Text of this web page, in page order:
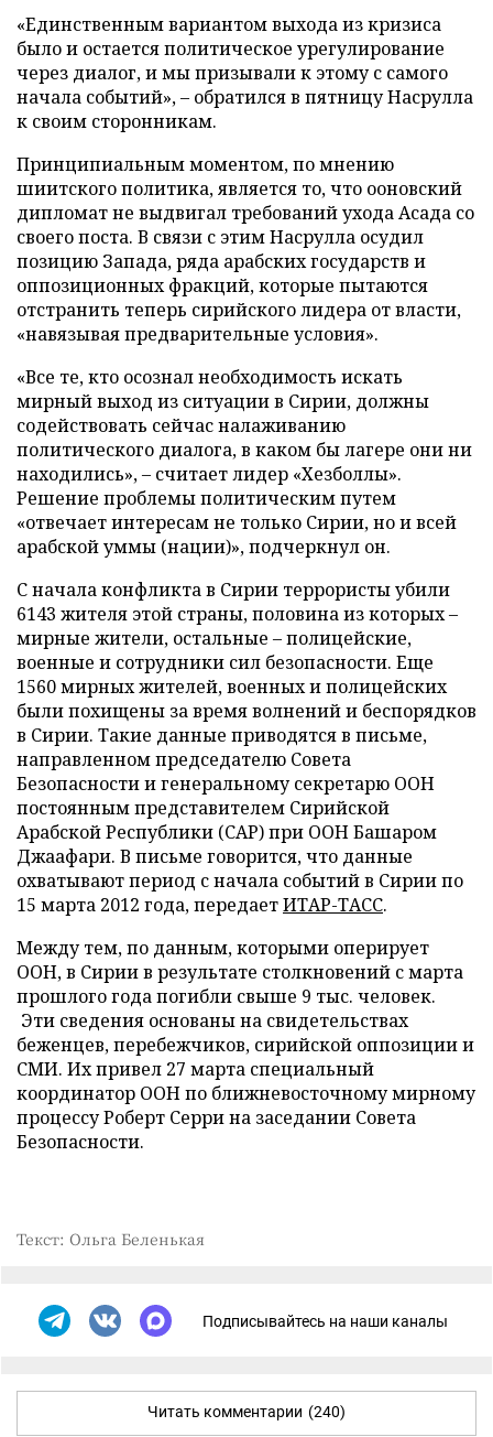
«Единственным вариантом выхода из кризиса
было и остается политическое урегулирование
через диалог, и мы призывали к этому с самого
начала событий», – обратился в пятницу Насрулла
к своим сторонникам.
Принципиальным моментом, по мнению
шиитского политика, является то, что ооновский
дипломат не выдвигал требований ухода Асада со
своего поста. В связи с этим Насрулла осудил
позицию Запада, ряда арабских государств и
оппозиционных фракций, которые пытаются
отстранить теперь сирийского лидера от власти,
«навязывая предварительные условия».
«Все те, кто осознал необходимость искать
мирный выход из ситуации в Сирии, должны
содействовать сейчас налаживанию
политического диалога, в каком бы лагере они ни
находились», – считает лидер «Хезболлы».
Решение проблемы политическим путем
«отвечает интересам не только Сирии, но и всей
арабской уммы (нации)», подчеркнул он.
С начала конфликта в Сирии террористы убили
6143 жителя этой страны, половина из которых –
мирные жители, остальные – полицейские,
военные и сотрудники сил безопасности. Еще
1560 мирных жителей, военных и полицейских
были похищены за время волнений и беспорядков
в Сирии. Такие данные приводятся в письме,
направленном председателю Совета
Безопасности и генеральному секретарю ООН
постоянным представителем Сирийской
Арабской Республики (САР) при ООН Башаром
Джаафари. В письме говорится, что данные
охватывают период с начала событий в Сирии по
15 марта 2012 года,передаетИТАР-ТАСС.
Между тем, по данным, которыми оперирует
ООН, в Сирии в результате столкновений с марта
прошлого года погибли свыше 9 тыс. человек.
Эти сведения основаны на свидетельствах
беженцев, перебежчиков, сирийской оппозиции и
СМИ. Их привел 27 марта специальный
координатор ООН по ближневосточному мирному
процессу Роберт Серри на заседании Совета
Безопасности.
Текст: Ольга Беленькая
Подписывайтесь на наши каналы
Читать комментарии (240)